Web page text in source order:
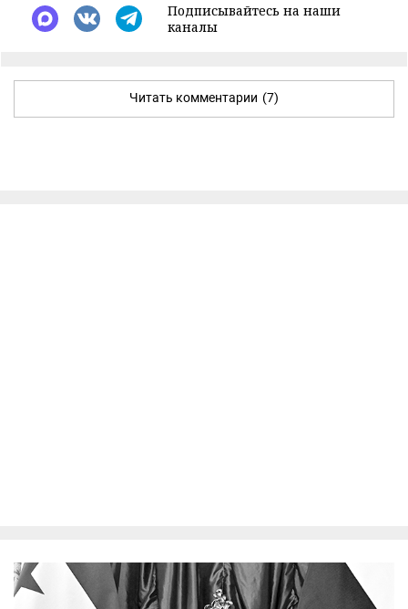
Подписывайтесь на наши
каналы
Читать комментарии (7)